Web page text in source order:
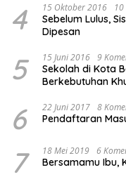
4 15 Oktober 2016
Sebelum Lulus,
Dipesan
5 15 Juni 2016 9
Sekolah di Kota
Berkebutuhan
6 22 Juni 2017 8
Pendaftaran
7 18 Mei 2019 6
Bersamamu Ibu,